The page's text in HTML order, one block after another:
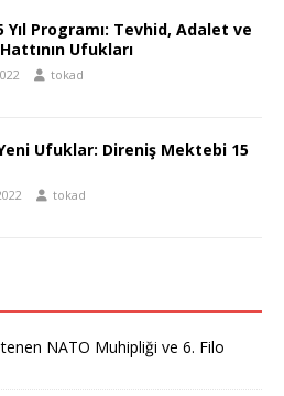
Yıl Programı: Tevhid, Adalet ve
Ufukları
tokad
Ufuklar: Direniş Mektebi 15
tokad
NATO Muhipliği ve 6. Filo